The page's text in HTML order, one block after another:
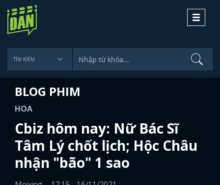
Toggle
BLOG PHIM
HOA
Cbiz hôm nay: Nữ Bác Sĩ
Tâm Lý chốt lịch; Hộc Châu
nhận "bão" 1 sao